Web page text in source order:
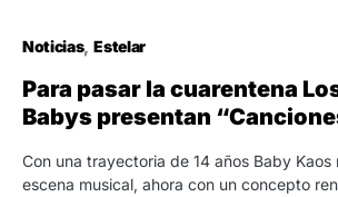
Noticias Estelar
Para pasar la cuarentena
Babys presentan
Con una trayectoria de 14 años Baby Kaos
escena musical, ahora con un concepto